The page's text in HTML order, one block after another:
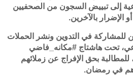
إلى تبييض السجون من الصحفيين
الإضرار بالآخرين.
للمشاركة في التدوين ونشر الحملات
تحت هاشتاج #مكانه_فاضي
بحق الإفراج عن زملائهم
في رمضان.